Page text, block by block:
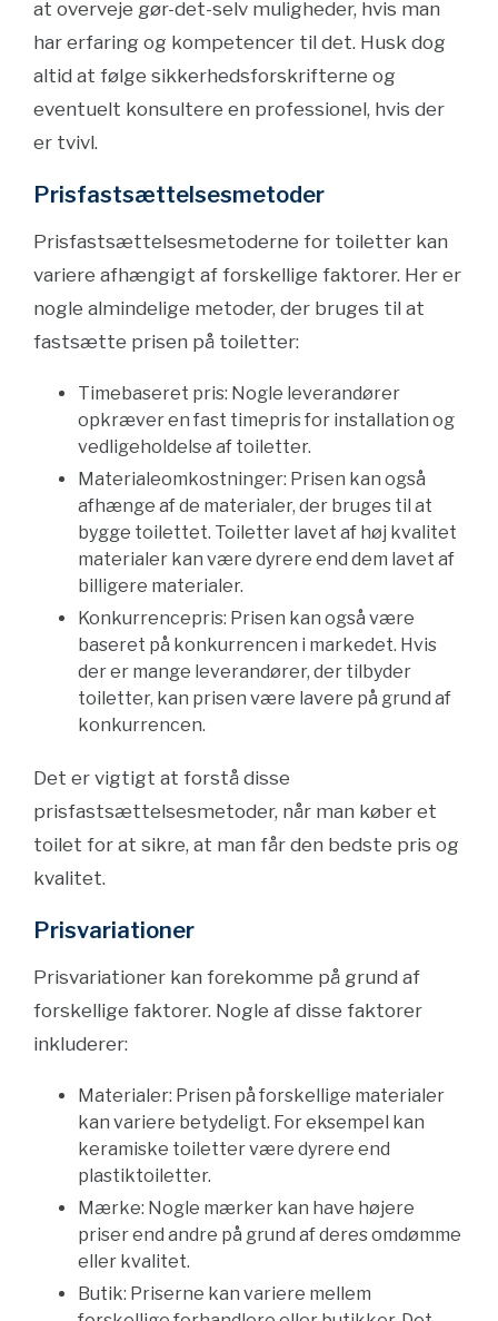
at overveje gør-det-selv muligheder, hvis man
har erfaring og kompetencer til det. Husk dog
altid at følge sikkerhedsforskrifterne og
eventuelt konsultere en professionel, hvis der
er tvivl.
Prisfastsættelsesmetoder
Prisfastsættelsesmetoderne for toiletter kan
variere afhængigt af forskellige faktorer. Her er
nogle almindelige metoder, der bruges til at
fastsætte prisen på toiletter:
Timebaseret pris: Nogle leverandører
opkræver en fast timepris for installation og
vedligeholdelse af toiletter.
Materialeomkostninger: Prisen kan også
afhænge af de materialer, der bruges til at
bygge toilettet. Toiletter lavet af høj kvalitet
materialer kan være dyrere end dem lavet af
billigere materialer.
Konkurrencepris: Prisen kan også være
baseret på konkurrencen i markedet. Hvis
der er mange leverandører, der tilbyder
toiletter, kan prisen være lavere på grund af
konkurrencen.
Det er vigtigt at forstå disse
prisfastsættelsesmetoder, når man køber et
toilet for at sikre, at man får den bedste pris og
kvalitet.
Prisvariationer
Prisvariationer kan forekomme på grund af
forskellige faktorer. Nogle af disse faktorer
inkluderer:
Materialer: Prisen på forskellige materialer
kan variere betydeligt. For eksempel kan
keramiske toiletter være dyrere end
plastiktoiletter.
Mærke: Nogle mærker kan have højere
priser end andre på grund af deres omdømme
eller kvalitet.
Butik: Priserne kan variere mellem